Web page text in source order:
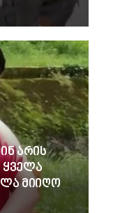
არის
ყველა
მიიღო